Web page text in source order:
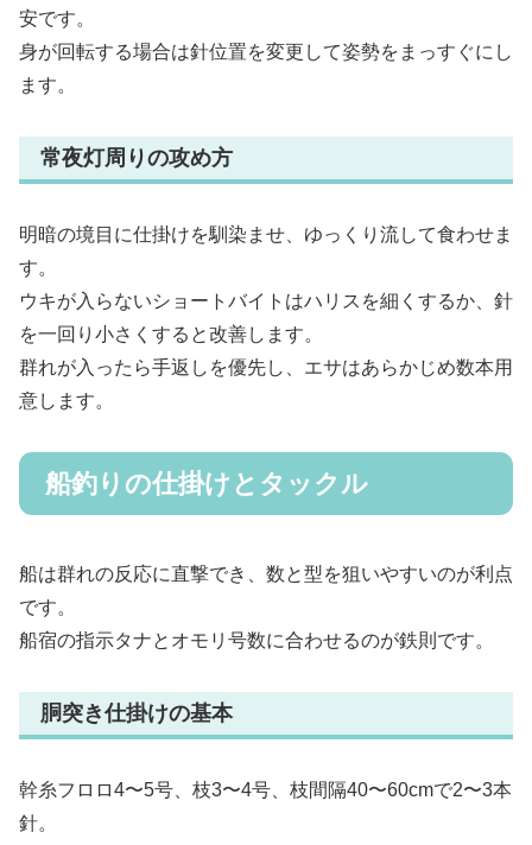
安です。
身が回転する場合は針位置を変更して姿勢をまっすぐにし
ます。
常夜灯周りの攻め方
明暗の境目に仕掛けを馴染ませ、ゆっくり流して食わせま
す。
ウキが入らないショートバイトはハリスを細くするか、針
を一回り小さくすると改善します。
群れが入ったら手返しを優先し、エサはあらかじめ数本用
意します。
船釣りの仕掛けとタックル
船は群れの反応に直撃でき、数と型を狙いやすいのが利点
です。
船宿の指示タナとオモリ号数に合わせるのが鉄則です。
胴突き仕掛けの基本
幹糸フロロ4〜5号、枝3〜4号、枝間隔40〜60cmで2〜3本
針。